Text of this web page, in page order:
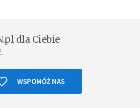
dla Ciebie
WSPOMÓŻ NAS